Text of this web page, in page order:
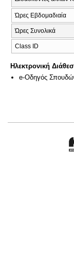
Ώρες Εβδομαδιαία
Ώρες Συνολικά
Class ID
Ηλεκτρονική
e-Οδηγός